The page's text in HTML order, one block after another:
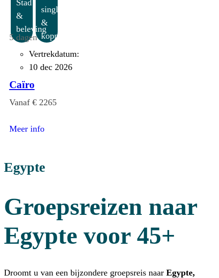
5 dagen
Vertrekdatum:
10 dec 2026
Caïro
Vanaf € 2265
Caïro
Meer info
Egypte
Groepsreizen naar
Egypte voor 45+
Droomt u van een bijzondere groepsreis naar Egypte,